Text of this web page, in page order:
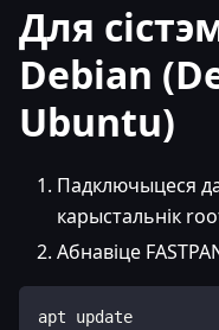
Для
Debian
Ubuntu)
Падключыцеся
карыстальнік
Абнавіце
apt update